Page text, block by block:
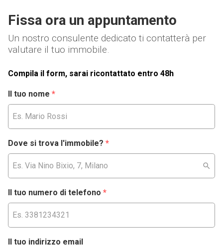
Fissa ora un appuntamento
Un nostro consulente dedicato ti contatterà per
valutare il tuo immobile.
Compila il form, sarai ricontattato entro 48h
Il tuo nome *
Dove si trova l'immobile? *
Il tuo numero di telefono *
Il tuo indirizzo email